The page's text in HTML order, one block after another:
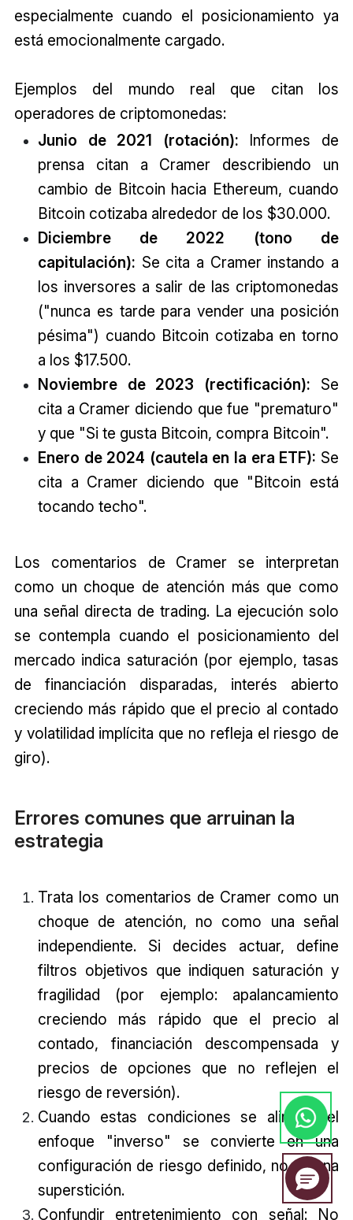
especialmente cuando el posicionamiento ya
está emocionalmente cargado.
Ejemplos del mundo real que citan los
operadores de criptomonedas:
Junio de 2021 (rotación): Informes de
prensa citan a Cramer describiendo un
cambio de Bitcoin hacia Ethereum, cuando
Bitcoin cotizaba alrededor de los $30.000.
Diciembre de 2022 (tono de
capitulación): Se cita a Cramer instando a
los inversores a salir de las criptomonedas
("nunca es tarde para vender una posición
pésima") cuando Bitcoin cotizaba en torno
a los $17.500.
Noviembre de 2023 (rectificación): Se
cita a Cramer diciendo que fue "prematuro"
y que "Si te gusta Bitcoin, compra Bitcoin".
Enero de 2024 (cautela en la era ETF): Se
cita a Cramer diciendo que "Bitcoin está
tocando techo".
Los comentarios de Cramer se interpretan
como un choque de atención más que como
una señal directa de trading. La ejecución solo
se contempla cuando el posicionamiento del
mercado indica saturación (por ejemplo, tasas
de financiación disparadas, interés abierto
creciendo más rápido que el precio al contado
y volatilidad implícita que no refleja el riesgo de
giro).
Errores comunes que arruinan la
estrategia
Trata los comentarios de Cramer como un
choque de atención, no como una señal
independiente. Si decides actuar, define
filtros objetivos que indiquen saturación y
fragilidad (por ejemplo: apalancamiento
creciendo más rápido que el precio al
contado, financiación descompensada y
precios de opciones que no reflejen el
riesgo de reversión).
Cuando estas condiciones se alinean, el
enfoque "inverso" se convierte en una
configuración de riesgo definido, no en una
superstición.
Confundir entretenimiento con señal: No